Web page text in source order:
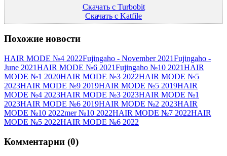
Скачать с Turbobit
Скачать с Katfile
Похожие новости
HAIR MODE №4 2022Fujingaho - November 2021Fujingaho -
June 2021HAIR MODE №6 2021Fujingaho №10 2021HAIR
MODE №1 2020HAIR MODE №3 2022HAIR MODE №5
2023HAIR MODE №9 2019HAIR MODE №5 2019HAIR
MODE №4 2023HAIR MODE №3 2023HAIR MODE №1
2023HAIR MODE №6 2019HAIR MODE №2 2023HAIR
MODE №10 2022mer №10 2022HAIR MODE №7 2022HAIR
MODE №5 2022HAIR MODE №6 2022
Комментарии (0)